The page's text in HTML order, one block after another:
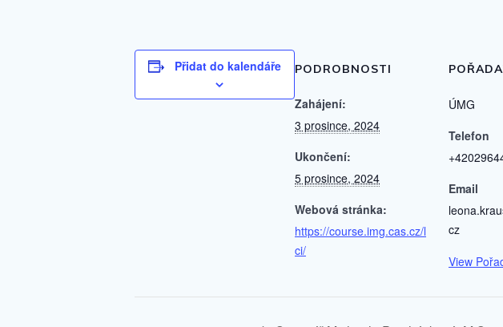
Přidat do kalendáře PODROBNOSTI
Zahájení:
3 prosince, 2024
Ukončení:
5 prosince, 2024
Webová stránka:
https://course.img.cas.cz/l
ci/
ÚMG
Telefon
Email
cz
View